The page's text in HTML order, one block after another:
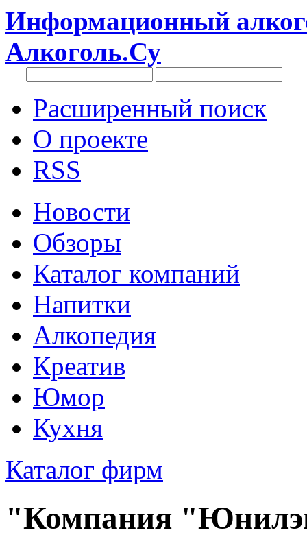
Информационный
Алкоголь.Су
Расширенный поиск
О проекте
RSS
Новости
Обзоры
Каталог компаний
Напитки
Алкопедия
Креатив
Юмор
Кухня
Каталог фирм
"Компания